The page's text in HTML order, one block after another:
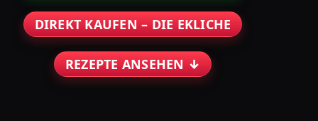
DIREKT KAUFEN – DIE EKLICHE
REZEPTE ANSEHEN ↓